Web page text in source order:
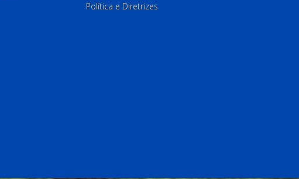
Política e Diretrizes